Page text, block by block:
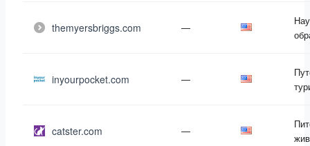
themyersbriggs.com —
inyourpocket.com —
catster.com —